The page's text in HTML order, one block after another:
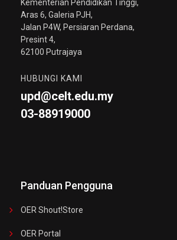
Kementerian Pendidikan Tinggi,
Aras 6, Galeria PJH,
Jalan P4W, Persiaran Perdana,
Presint 4,
62100 Putrajaya
HUBUNGI KAMI
upd@celt.edu.my
03-88919000
Panduan Pengguna
OER Shout!store
OER Portal